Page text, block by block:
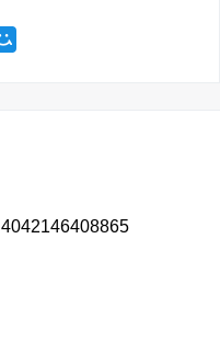
4042146408865